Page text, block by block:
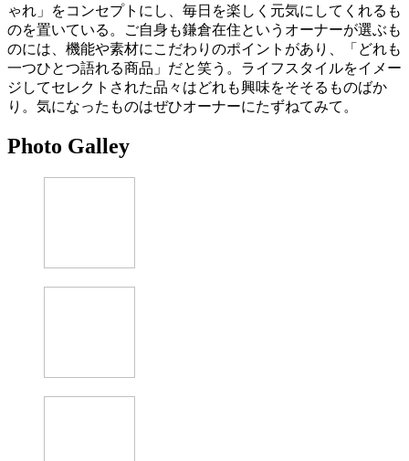
ゃれ」をコンセプトにし、毎日を楽しく元気にしてくれるも
のを置いている。ご自身も鎌倉在住というオーナーが選ぶも
のには、機能や素材にこだわりのポイントがあり、「どれも
一つひとつ語れる商品」だと笑う。ライフスタイルをイメー
ジしてセレクトされた品々はどれも興味をそそるものばか
り。気になったものはぜひオーナーにたずねてみて。
Photo Galley